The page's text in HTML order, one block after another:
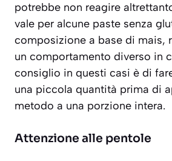
potrebbe non reagire
vale per alcune paste senza
composizione a base di mais,
un comportamento diverso in
consiglio in questi casi è di
una piccola quantità prima di
metodo a una porzione intera.
Attenzione alle pentole